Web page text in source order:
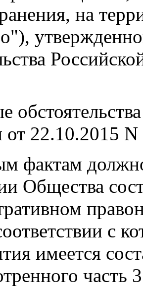
на
от 22.10.2015
фактам
Общества
с
имеется